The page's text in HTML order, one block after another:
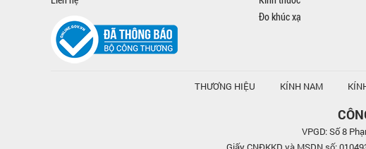
Đo khúc xạ
THƯƠNG HIỆU KÍNH NAM
VPGD: Số 8